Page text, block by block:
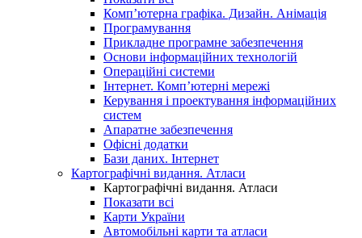
Комп’ютерна графіка. Дизайн. Анімація
Програмування
Прикладне програмне забезпечення
Основи інформаційних технологій
Операційні системи
Інтернет. Комп’ютерні мережі
Керування і проектування інформаційних
систем
Апаратне забезпечення
Офісні додатки
Бази даних. Інтернет
Картографічні видання. Атласи
Картографічні видання. Атласи
Показати всі
Карти України
Автомобільні карти та атласи